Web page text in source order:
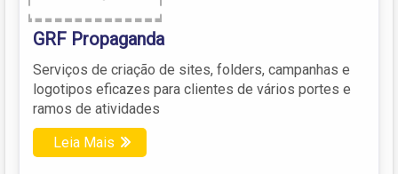
GRF Propaganda
Serviços de criação de sites, folders, campanhas e
logotipos eficazes para clientes de vários portes e
ramos de atividades
Leia Mais